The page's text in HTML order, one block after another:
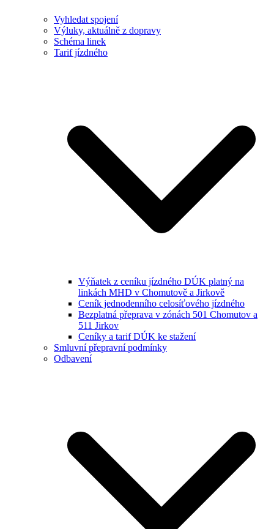
Vyhledat spojení
Výluky, aktuálně z dopravy
Schéma linek
Tarif jízdného
Výňatek z ceníku jízdného DÚK platný na
linkách MHD v Chomutově a Jirkově
Ceník jednodenního celosíťového jízdného
Bezplatná přeprava v zónách 501 Chomutov a
511 Jirkov
Ceníky a tarif DÚK ke stažení
Smluvní přepravní podmínky
Odbavení